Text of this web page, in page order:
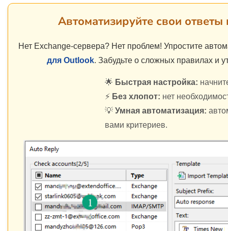
Автоматизируйте свои
Нет Exchange-сервера? Нет проблем! Упростите
для Outlook. Забудьте о сложных правилах и
🌟 Быстрая настройка:
⚡ Без хлопот: нет
💡 Умная автоматизация:
вами критериев.